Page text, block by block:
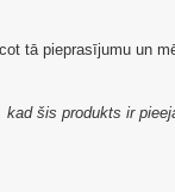
tā pieprasījumu un
šis produkts ir